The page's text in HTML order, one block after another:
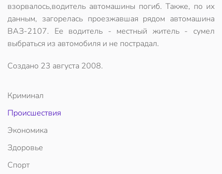
взорвалось,водитель автомашины погиб. Также, по их
данным, загорелась проезжавшая рядом автомашина
ВАЗ-2107. Ее водитель - местный житель - сумел
выбраться из автомобиля и не пострадал.
Создано 23 августа 2008.
Криминал
Происшествия
Экономика
Здоровье
Спорт